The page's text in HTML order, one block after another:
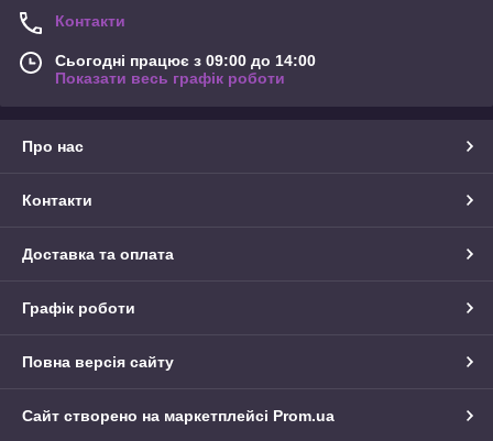
Контакти
Сьогодні працює з 09:00 до 14:00
Показати весь графік роботи
Про нас
Контакти
Доставка та оплата
Графік роботи
Повна версія сайту
Сайт створено на маркетплейсі Prom.ua